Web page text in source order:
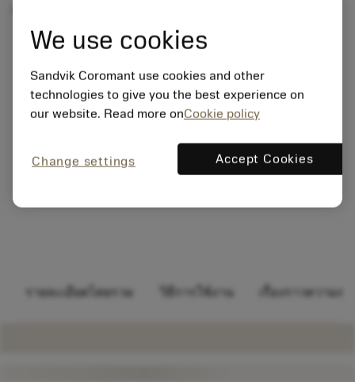
รายละเอียดโดยรวม วิธีการใช้งาน เรื่องราวความสำ
We use cookies
Sandvik Coromant use cookies and other
technologies to give you the best experience on
our website. Read more onCookie policy
Change settings Accept Cookies